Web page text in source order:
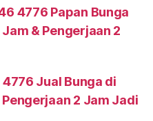
4776 Papan Bunga
& Pengerjaan 2
Jual Bunga di
2 Jam Jadi